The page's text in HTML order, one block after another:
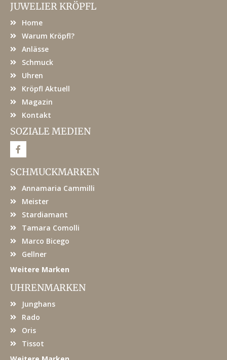
JUWELIER KRÖPFL
Home
Warum Kröpfl?
Anlässe
Schmuck
Uhren
Kröpfl Aktuell
Magazin
Kontakt
SOZIALE MEDIEN
F
a
e
b
o
SCHMUCKMARKEN
Annamaria Cammilli
Meister
Stardiamant
Tamara Comolli
Marco Bicego
Gellner
Weitere Marken
UHRENMARKEN
Junghans
Rado
Oris
Tissot